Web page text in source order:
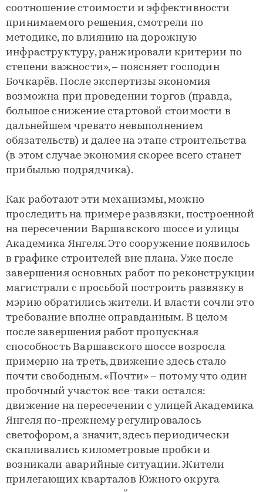
соотношение стоимости и эффективности
принимаемого решения, смотрели по
методике, по влиянию на дорожную
инфраструктуру, ранжировали критерии по
степени важности», – поясняет господин
Бочкарёв. После экспертизы экономия
возможна при проведении торгов (правда,
большое снижение стартовой стоимости в
дальнейшем чревато невыполнением
обязательств) и далее на этапе строительства
(в этом случае экономия скорее всего станет
прибылью подрядчика).
Как работают эти механизмы, можно
проследить на примере развязки, построенной
на пересечении Варшавского шоссе и улицы
Академика Янгеля. Это сооружение появилось
в графике строителей вне плана. Уже после
завершения основных работ по реконструкции
магистрали с просьбой построить развязку в
мэрию обратились жители. И власти сочли это
требование вполне оправданным. В целом
после завершения работ пропускная
способность Варшавского шоссе возросла
примерно на треть, движение здесь стало
почти свободным. «Почти» – потому что один
пробочный участок все-таки остался:
движение на пересечении с улицей Академика
Янгеля по-прежнему регулировалось
светофором, а значит, здесь периодически
скапливались километровые пробки и
возникали аварийные ситуации. Жители
прилегающих кварталов Южного округа